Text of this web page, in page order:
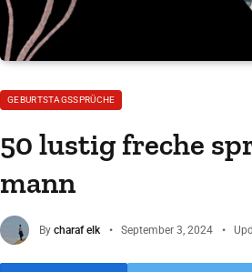
GEBURTSTAGSSPRÜCHE
50 lustig freche
mann
By charaf elk September 3, 2024